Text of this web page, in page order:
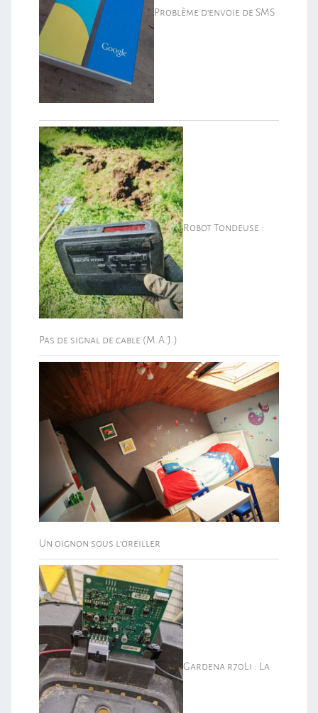
Problème d’envoie de SMS
Robot Tondeuse :
Pas de signal de cable (M.A.J.)
Un oignon sous l’oreiller
Gardena r70Li : La